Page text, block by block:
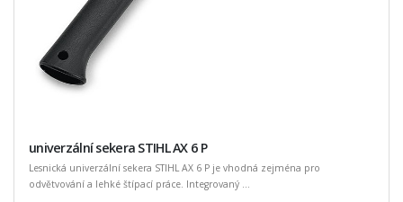
univerzální sekera STIHL AX 6 P
Lesnická univerzální sekera STIHL AX 6 P je vhodná zejména pro
odvětvování a lehké štípací práce. Integrovaný ...